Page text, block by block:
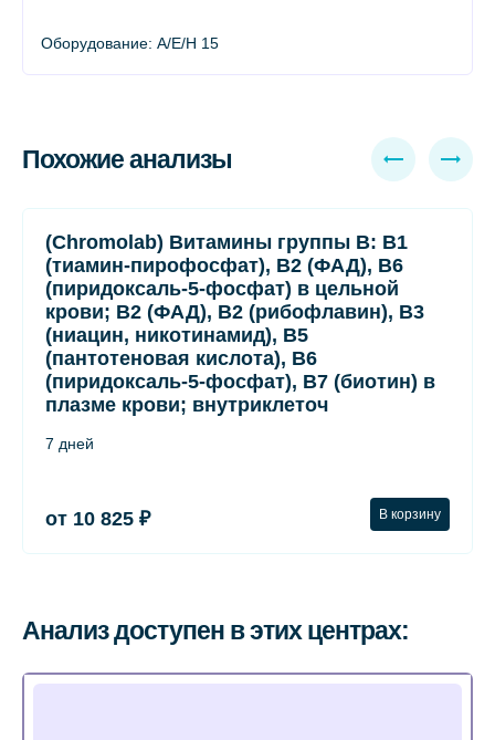
Оборудование: A/E/H 15
Похожие анализы
(Chromolab) Витамины группы B: B1
(тиамин-пирофосфат), B2 (ФАД), B6
(пиридоксаль-5-фосфат) в цельной
крови; B2 (ФАД), B2 (рибофлавин), B3
(ниацин, никотинамид), B5
(пантотеновая кислота), B6
(пиридоксаль-5-фосфат), B7 (биотин) в
плазме крови; внутриклеточ
7 дней
от 10 825 ₽ В корзину
Анализ доступен в этих центрах: